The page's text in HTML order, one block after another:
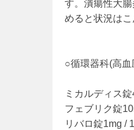
す。潰瘍性大
めると状況はこ
○循環器科(高
ミカルディス
フェブリク錠
リバロ錠1mg /